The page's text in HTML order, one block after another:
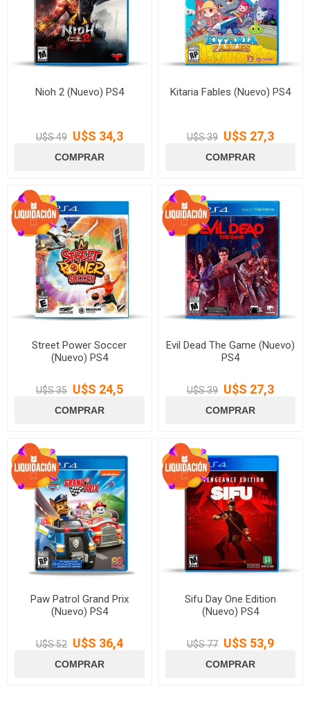
Nioh 2 (Nuevo) PS4
U$S 49 U$S 34,3
Kitaria Fables (Nuevo) PS4
U$S 39 U$S 27,3
Street Power Soccer
(Nuevo) PS4
U$S 35 U$S 24,5
Evil Dead The Game (Nuevo)
PS4
U$S 39 U$S 27,3
Paw Patrol Grand Prix
(Nuevo) PS4
U$S 52 U$S 36,4
Sifu Day One Edition
(Nuevo) PS4
U$S 77 U$S 53,9